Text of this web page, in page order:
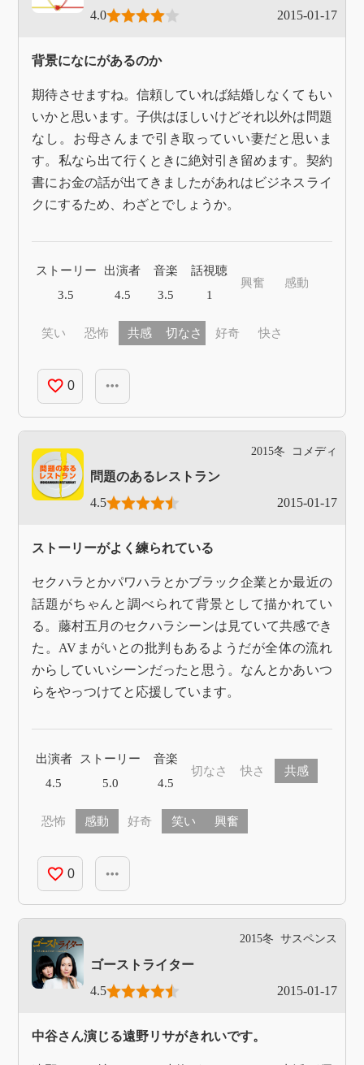
4.0 2015-01-17
背景になにがあるのか
期待させますね。信頼していれば結婚しなくてもい
いかと思います。子供はほしいけどそれ以外は問題
なし。お母さんまで引き取っていい妻だと思いま
す。私なら出て行くときに絶対引き留めます。契約
書にお金の話が出てきましたがあれはビジネスライ
クにするため、わざとでしょうか。
ストーリー
3.5
出演者
4.5
音楽
3.5
話視聴
1
興奮 感動
笑い 恐怖 共感 切なさ 好奇 快さ
favorite_border 0 more_horiz
2015冬 コメディ
問題のあるレストラン
4.5
2015-01-17
ストーリーがよく練られている
セクハラとかパワハラとかブラック企業とか最近の
話題がちゃんと調べられて背景として描かれてい
る。藤村五月のセクハラシーンは見ていて共感でき
た。AVまがいとの批判もあるようだが全体の流れ
からしていいシーンだったと思う。なんとかあいつ
らをやっつけてと応援しています。
出演者
4.5
ストーリー
5.0
音楽
4.5
切なさ 快さ 共感
恐怖 感動 好奇 笑い 興奮
favorite_border 0 more_horiz
2015冬 サスペンス
ゴーストライター
4.5
2015-01-17
中谷さん演じる遠野リサがきれいです。